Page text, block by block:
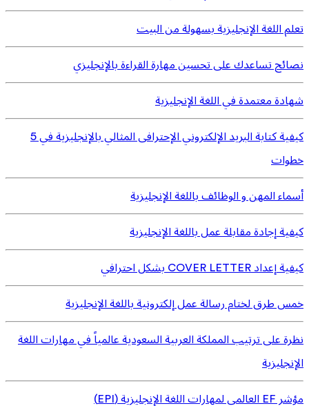
تعلم اللغة الإنجليزية بسهولة من البيت
نصائح تساعدك على تحسين مهارة القراءة بالإنجليزي
شهادة معتمدة في اللغة الإنجليزية
كيفية كتابة البريد الإلكتروني الإحترافى المثالي بالإنجليزية في 5
خطوات
أسماء المهن و الوظائف باللغة الإنجليزية
كيفية إجادة مقابلة عمل باللغة الإنجليزية
كيفية إعداد COVER LETTER بشكل احترافي
خمس طرق لختام رسالة عمل إلكترونية باللغة الإنجليزية
نظرة على ترتيب المملكة العربية السعودية عالمياً في مهارات اللغة
الإنجليزية
مؤشر EF العالمى لمهارات اللغة الإنجليزية (EPI)